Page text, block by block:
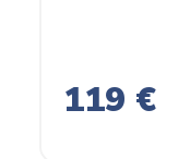
119 €